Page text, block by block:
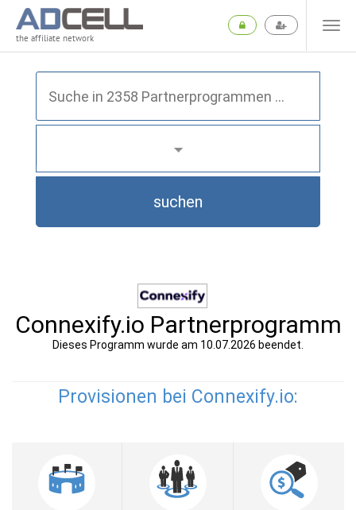
the affiliate network
suchen
Connexify.io Partnerprogramm
Dieses Programm wurde am 10.07.2026 beendet.
Provisionen bei Connexify.io: